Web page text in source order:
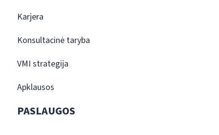
Karjera
Konsultacinė taryba
VMI strategija
Apklausos
PASLAUGOS